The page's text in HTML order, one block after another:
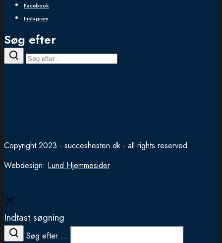
Facebook
Instagram
Søg efter
Copyright 2023 - succeshesten.dk - all rights reserved
Webdesign: Lund Hjemmesider
Close
Indtast søgning
Søg efter ...